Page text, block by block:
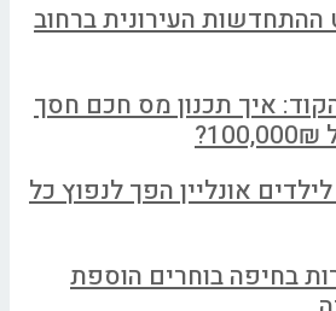
העירונית ברחוב
איך תכנון מס חכם חסך
אונליין הפך לנפוץ כל
בחיפה בוחרים הוספת